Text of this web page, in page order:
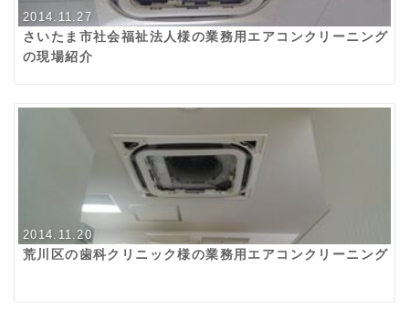
2014.11.27
さいたま市社会福祉法人様の業務用エアコンクリーニング
の現場紹介
2014.11.20
荒川区の歯科クリニック様の業務用エアコンクリーニング